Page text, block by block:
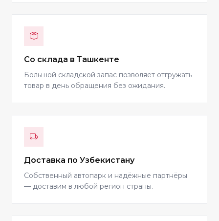
Со склада в Ташкенте
Большой складской запас позволяет отгружать
товар в день обращения без ожидания.
Доставка по Узбекистану
Собственный автопарк и надёжные партнёры
— доставим в любой регион страны.